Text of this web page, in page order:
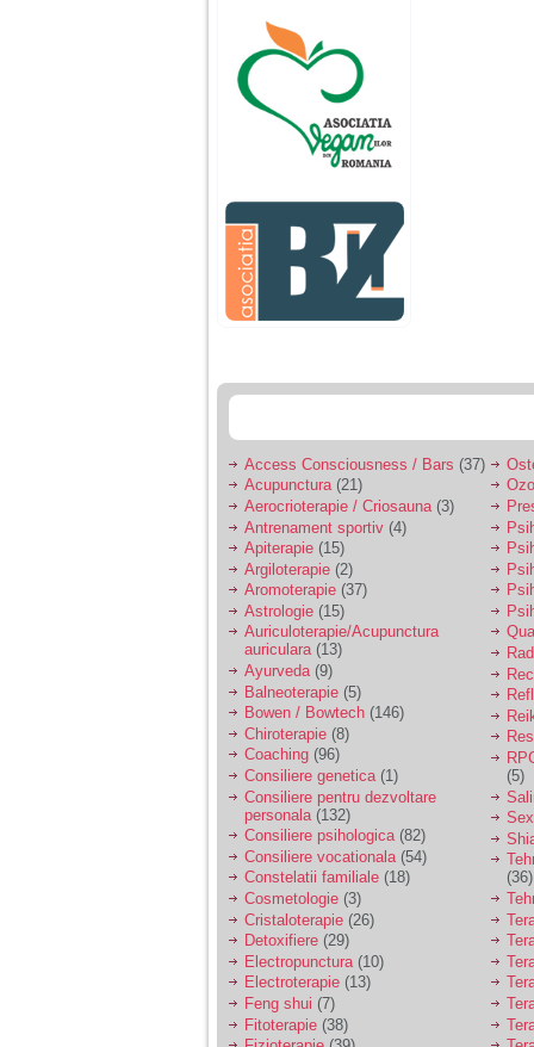
ani, privind in urma
realizez cat de multe
greseli am facut in
educatia si cresterea
ei, am fost o mama
egoista, preocupata
de implinirea
profesionala, cand ea
era mica am neglijat-
agresiva, orice
greseala era taxata cu
o palma sau pedepse.
De 4 ani am o relatie
serioasa cu un barbat
sa se manifeste o
Ma aflu aici pentru ca
vreau sa stiu daca am
nevoie de un psiholog
sau psihiatru.
Sunt casatorita, am
31 de ani si un copil in
varsta de 2 ani care
mi-e lumina ochilor.
De ceva timp simt ca
mi s-a adunat
oboseala, o oboseala
cronica de care nu pot
scapa si simt ca din
cauza ei nu pot
controla nervii si
cateodata are copilul
de suferit.
Am o bariera peste
care nu pot trece:
prietena mea a ramas
insarcinata cu o fata.
Am fost de comun
acord sa facem un
copil, cu gandul ca e
baiat.
Access Consciousness / Bars (37)
Acupunctura(21)
Aerocrioterapie / Criosauna (3)
Antrenament sportiv (4)
Apiterapie (15)
Argiloterapie (2)
Aromoterapie (37)
Astrologie (15)
Auriculoterapie/Acupunctura
auriculara(13)
Ayurveda(9)
Balneoterapie (5)
Bowen / Bowtech (146)
Chiroterapie (8)
Coaching (96)
Consiliere genetica(1)
Consiliere pentru dezvoltare
personala (132)
Consiliere psihologica(82)
Consiliere vocationala (54)
Constelatii familiale (18)
Cosmetologie (3)
Cristaloterapie (26)
Detoxifiere (29)
Electropunctura (10)
Electroterapie (13)
Feng shui (7)
Fitoterapie (38)
(5)
(36)